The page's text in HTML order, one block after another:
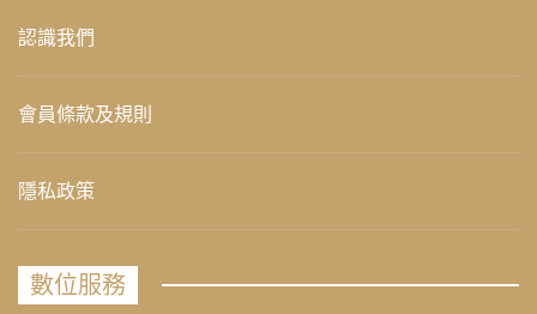
認識我們
會員條款及規則
隱私政策
數位服務